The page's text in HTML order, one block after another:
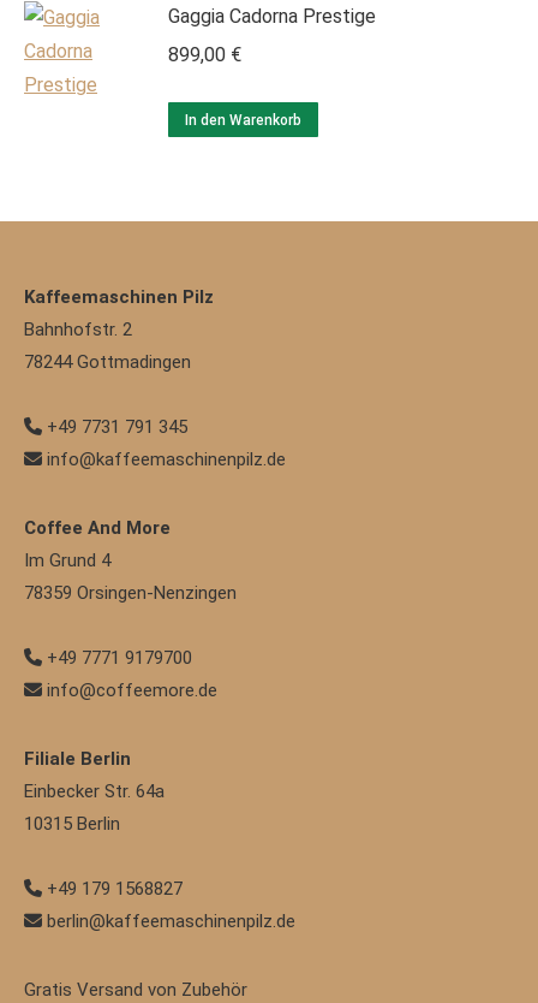
Gaggia Cadorna Prestige
899,00 €
In den Warenkorb
Kaffeemaschinen Pilz
Bahnhofstr. 2
78244 Gottmadingen
+49 7731 791 345
info@kaffeemaschinenpilz.de
Coffee And More
Im Grund 4
78359 Orsingen-Nenzingen
+49 7771 9179700
info@coffeemore.de
Filiale Berlin
Einbecker Str. 64a
10315 Berlin
+49 179 1568827
berlin@kaffeemaschinenpilz.de
Gratis Versand von Zubehör